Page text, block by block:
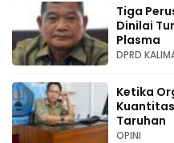
Tiga
Dinilai
Plasma
DPRD
Ketika
Taruhan
OPINI